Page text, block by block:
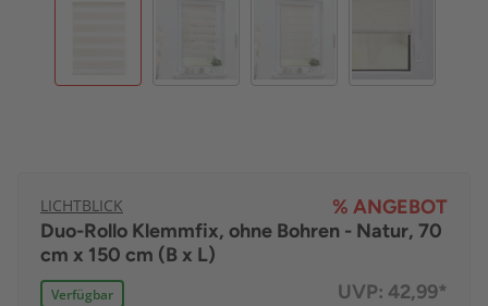
LICHTBLICK
% ANGEBOT
Duo-Rollo Klemmfix, ohne Bohren - Natur, 70
cm x 150 cm (B x L)
Verfügbar
UVP: 42,99*